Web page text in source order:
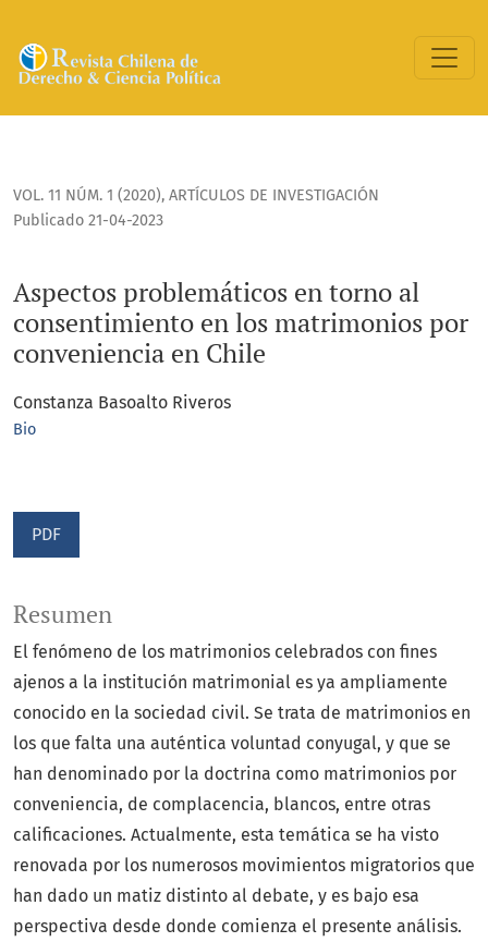
VOL. 11 NÚM. 1 (2020), ARTÍCULOS DE INVESTIGACIÓN
Aspectos problemáticos en torno al
consentimiento en los matrimonios por
conveniencia en Chile
Publicado 21-04-2023
Constanza Basoalto Riveros
Bio
PDF
Resumen
El fenómeno de los matrimonios celebrados con fines
ajenos a la institución matrimonial es ya ampliamente
conocido en la sociedad civil. Se trata de matrimonios en
los que falta una auténtica voluntad conyugal, y que se
han denominado por la doctrina como matrimonios por
conveniencia, de complacencia, blancos, entre otras
calificaciones. Actualmente, esta temática se ha visto
renovada por los numerosos movimientos migratorios que
han dado un matiz distinto al debate, y es bajo esa
perspectiva desde donde comienza el presente análisis.